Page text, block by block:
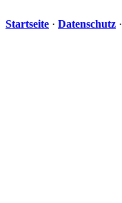
Startseite · Datenschutz ·